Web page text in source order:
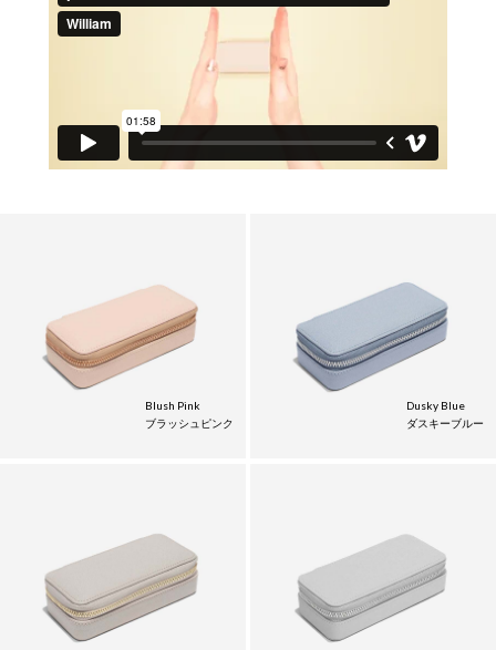
Blush Pink
ブラッシュピンク
Dusky Blue
ダスキーブルー